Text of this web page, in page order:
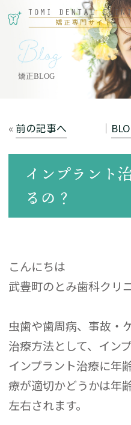
Blog
矯正BLOG
« 前の記事へ │
インプラント
るの？
こんにちは
武豊町のとみ歯科クリ
虫歯や歯周病、事故・
治療方法として、イン
インプラント治療に年
療が適切かどうかは年
左右されます。